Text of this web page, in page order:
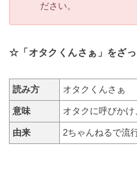
ださい。
☆「オタクくんさぁ」をざ
読み方 オタクくんさぁ
意味 オタクに呼びか
由来 2ちゃんねるで流